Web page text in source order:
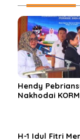
Hendy
Nakhodai
H-1 Idul Fitri